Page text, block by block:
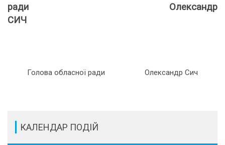
ради
Олександр
СИЧ
Голова обласної ради Олександр Сич
КАЛЕНДАР ПОДІЙ